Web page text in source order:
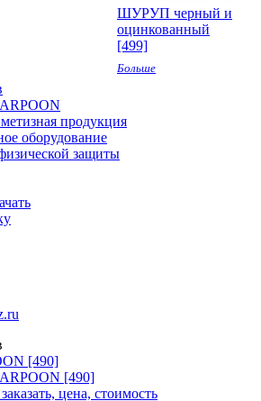
ШУРУП черный и
оцинкованный
[499]
Больше
продукция
оборудование
защиты
[490]
[490]